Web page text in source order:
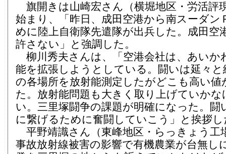
旗開きは山崎宏さん（横堀地区・労活評
始まり、「昨日、成田空港から南スーダン
めに陸上自衛隊先遣隊が出兵した。成田空
許さない」と強調した。
柳川秀夫さんは、「空港会社は、あいか
能を拡張しようとしている。闘いは延々と
の各場所を放射能測定したがどこも高い値
た。放射能問題も大きく取り上げていか
い。三里塚闘争の課題が明確になった。闘
に繋げるために奮闘していこう」と挨拶し
平野靖識さん（東峰地区・らっきょう工
事故放射線被害の影響で有機農業が台無し